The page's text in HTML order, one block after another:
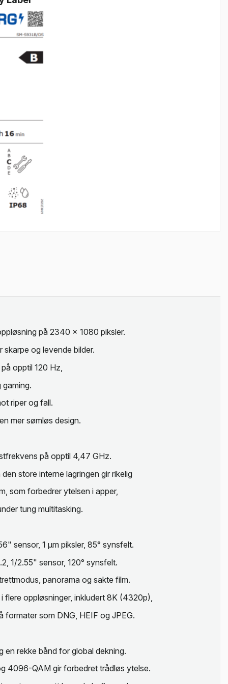
på 2340 x 1080 piksler.
og levende bilder.
opptil 120 Hz,
riper og fall.
mer sømløs design.
på opptil 4,47 GHz.
store interne lagringen gir rikelig
som forbedrer ytelsen i apper,
tung multitasking.
sensor, 1 µm piksler, 85° synsfelt.
1/2.55" sensor, 120° synsfelt.
panorama og sakte film.
flere oppløsninger, inkludert 8K (4320p),
som DNG, HEIF og JPEG.
rekke bånd for global dekning.
4096-QAM gir forbedret trådløs ytelse.